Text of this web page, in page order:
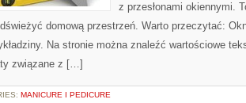
z przesłonami okiennymi.
domową przestrzeń. Warto przeczytać:
Na stronie można znaleźć wartościowe
związane z […]
MANICURE I PEDICURE